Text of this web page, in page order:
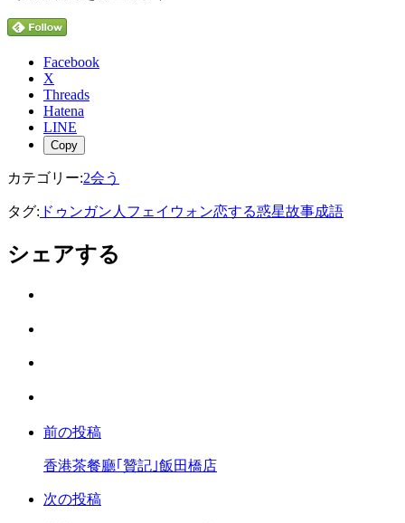
Facebook
X
Threads
Hatena
LINE
Copy
カテゴリー:2会う
タグ: ドゥンガン人 フェイウォン恋する惑星故事成語
シェアする
ク
マ
ー
に
ア
シ
ア
前の投稿
香港茶餐廳｢贊記｣飯田橋店
次の投稿